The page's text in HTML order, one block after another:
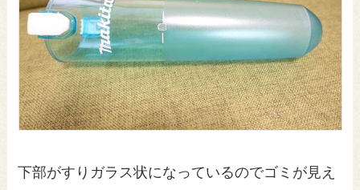
下部がすりガラス状になっているのでゴミが見え